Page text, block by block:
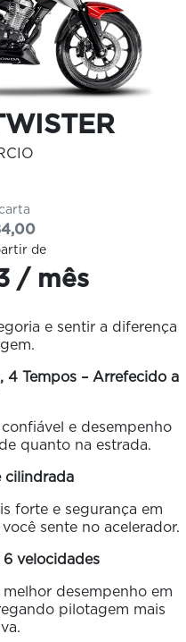
de
/ mês
e sentir a diferença
4 Tempos – Arrefecido a
e desempenho
quanto na estrada.
cilindrada
forte e segurança em
sente no acelerador.
6 velocidades
desempenho em
pilotagem mais